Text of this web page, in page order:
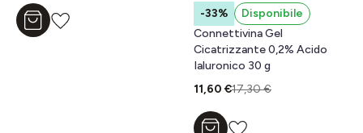
Aggiungi al carrello
-33%
Disponibile
Connettivina Gel
Cicatrizzante 0,2% Acido
Ialuronico 30 g
11,60 €17,30 €